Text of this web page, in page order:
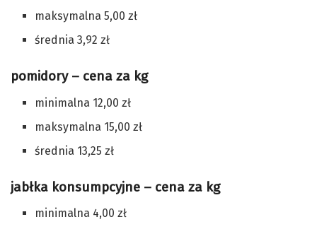
maksymalna 5,00 zł
średnia 3,92 zł
pomidory – cena za kg
minimalna 12,00 zł
maksymalna 15,00 zł
średnia 13,25 zł
jabłka konsumpcyjne – cena za kg
minimalna 4,00 zł